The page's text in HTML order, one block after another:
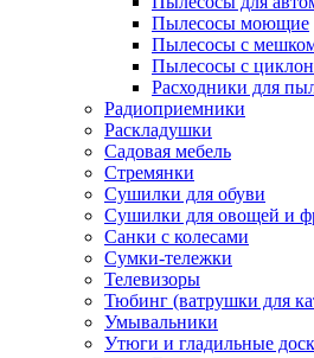
Пылесосы моющие
Пылесосы с
Пылесосы с
Расходники для
Радиоприемники
Раскладушки
Садовая мебель
Стремянки
Сушилки для обуви
Сушилки для овощей и
Санки с колесами
Сумки-тележки
Телевизоры
Тюбинг (ватрушки для
Умывальники
Утюги и гладильные